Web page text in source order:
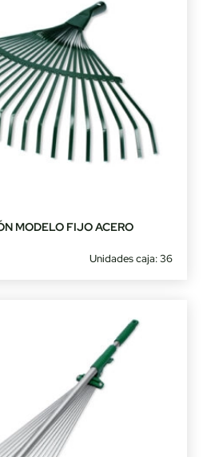
MODELO FIJO ACERO
Unidades caja: 36